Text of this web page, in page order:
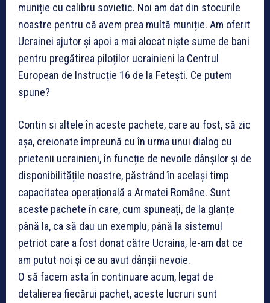
muniție cu calibru sovietic. Noi am dat din stocurile
noastre pentru că avem prea multă muniție. Am oferit
Ucrainei ajutor și apoi a mai alocat niște sume de bani
pentru pregătirea piloților ucrainieni la Centrul
European de Instrucție 16 de la Fetești. Ce putem
spune?
Contin si altele în aceste pachete, care au fost, să zic
așa, creionate împreună cu în urma unui dialog cu
prietenii ucrainieni, în funcție de nevoile dânșilor și de
disponibilitățile noastre, păstrând în același timp
capacitatea operațională a Armatei Române. Sunt
aceste pachete în care, cum spuneați, de la glanțe
până la, ca să dau un exemplu, până la sistemul
petriot care a fost donat către Ucraina, le-am dat ce
am putut noi și ce au avut dânșii nevoie.
O să facem asta în continuare acum, legat de
detalierea fiecărui pachet, aceste lucruri sunt